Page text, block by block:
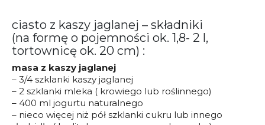
ciasto z kaszy jaglanej – składniki
(na formę o pojemności ok. 1,8- 2 l,
tortownicę ok. 20 cm) :
masa z kaszy jaglanej
– 3/4 szklanki kaszy jaglanej
– 2 szklanki mleka ( krowiego lub roślinnego)
– 400 ml jogurtu naturalnego
– nieco więcej niż pół szklanki cukru lub innego